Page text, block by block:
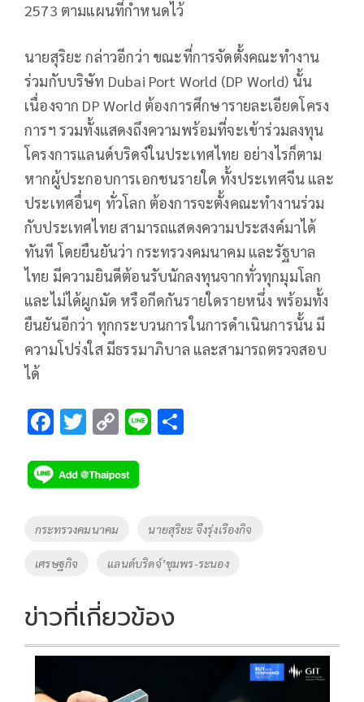
2573 ตามแผนที่กำหนดไว้
นายสุริยะ กล่าวอีกว่า ขณะที่การจัดตั้งคณะทำงาน
ร่วมกับบริษัท Dubai Port World (DP World) นั้น
เนื่องจาก DP World ต้องการศึกษารายละเอียดโครง
การฯ รวมทั้งแสดงถึงความพร้อมที่จะเข้าร่วมลงทุน
โครงการแลนด์บริดจ์ในประเทศไทย อย่างไรก็ตาม
หากผู้ประกอบการเอกชนรายใด ทั้งประเทศจีน และ
ประเทศอื่นๆ ทั่วโลก ต้องการจะตั้งคณะทำงานร่วม
กับประเทศไทย สามารถแสดงความประสงค์มาได้
ทันที โดยยืนยันว่า กระทรวงคมนาคม และรัฐบาล
ไทย มีความยินดีต้อนรับนักลงทุนจากทั่วทุกมุมโลก
และไม่ได้ผูกมัด หรือกีดกันรายใดรายหนึ่ง พร้อมทั้ง
ยืนยันอีกว่า ทุกกระบวนการในการดำเนินการนั้น มี
ความโปร่งใส มีธรรมาภิบาล และสามารถตรวจสอบ
ได้
F
e
b
o
o
k
T
tt
er
C
p
y
n
k
Li
Tags
กระทรวงคมนาคม นายสุริยะ จึงรุ่งเรืองกิจ
เศรษฐกิจ แลนด์บริดจ์’ชุมพร-ระนอง
ข่าวที่เกี่ยวข้อง